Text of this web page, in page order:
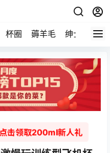
杯圈 薅羊毛 绅士 视频
击领取200ml新人礼